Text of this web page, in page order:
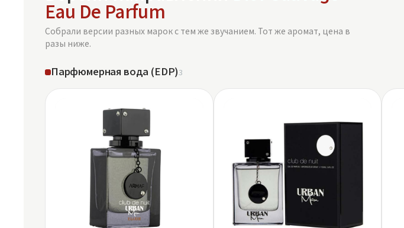
Eau De Parfum
Собрали версии разных марок с тем же звучанием. Тот же аромат, цена в
разы ниже.
Парфюмерная вода (EDP)3